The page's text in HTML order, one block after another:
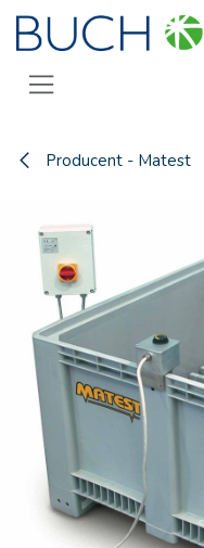
Gå til indhold
Producent - Matest